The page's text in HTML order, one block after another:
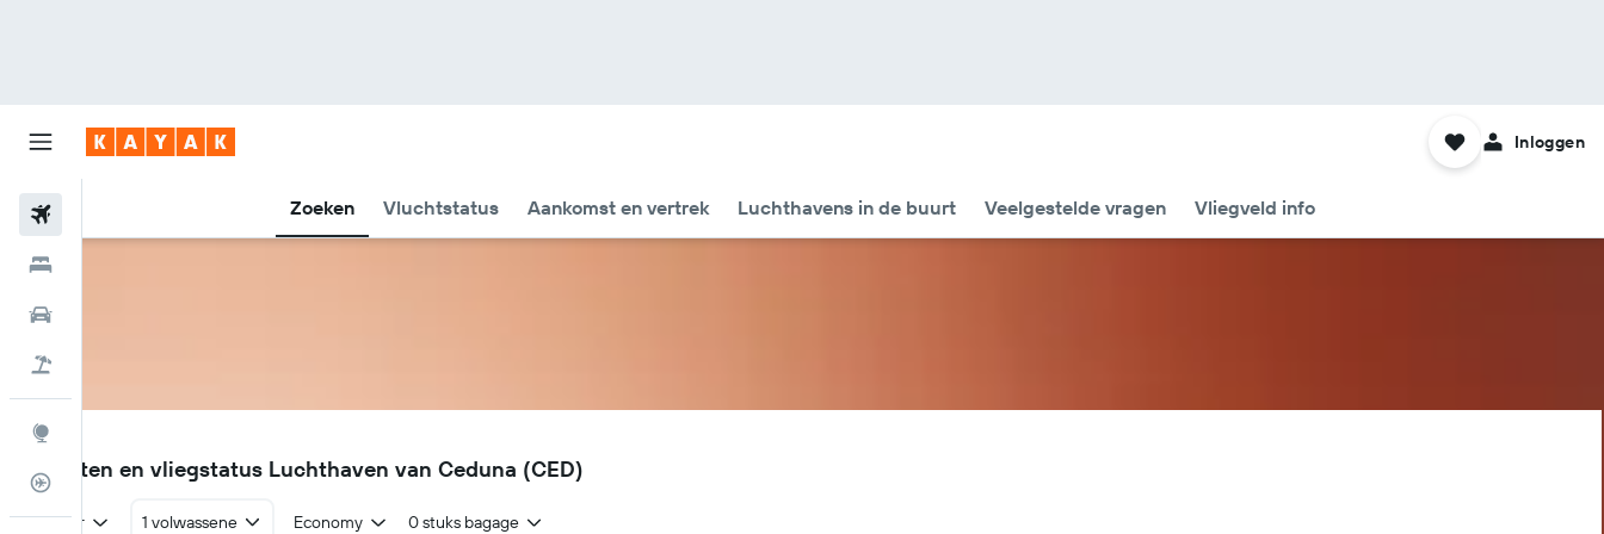
Zoeken Vluchtstatus Aankomst en vertrek Luchthavens in de buurt Veelgestelde vragen Vliegveld info
Inloggen
Vluchtstatus info
CED
Vluchten en vliegstatus Luchthaven van Ceduna (CED)
Retour 1 volwassene Economy 0 stuks bagage